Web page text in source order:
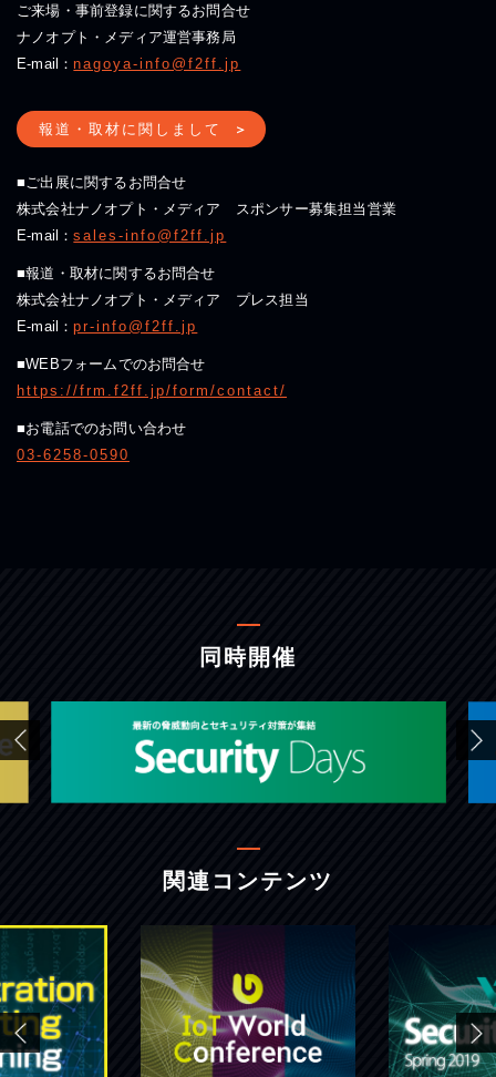
ご来場・事前登録に関するお問合せ
ナノオプト・メディア運営事務局
E-mail：nagoya-info@f2ff.jp
報道・取材に関しまして
■ご出展に関するお問合せ
株式会社ナノオプト・メディア スポンサー募集担当営業
E-mail：sales-info@f2ff.jp
■報道・取材に関するお問合せ
株式会社ナノオプト・メディア プレス担当
E-mail：pr-info@f2ff.jp
■WEBフォームでのお問合せ
https://frm.f2ff.jp/form/contact/
■お電話でのお問い合わせ
03-6258-0590
同時開催
関連コンテンツ